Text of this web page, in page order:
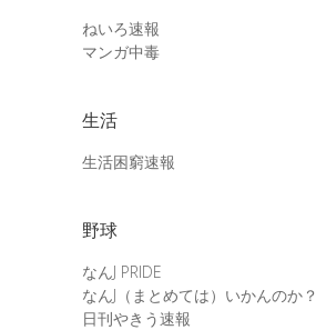
ねいろ速報
マンガ中毒
生活
生活困窮速報
野球
なんJ PRIDE
なんJ（まとめては）いかんのか？
日刊やきう速報